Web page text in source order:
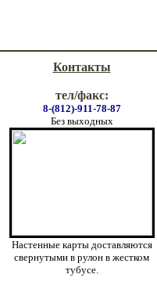
Контакты
тел/факс:
8-(812)-911-78-87
Без выходных
Настенные карты доставляются
свернутыми в рулон в жестком
тубусе.